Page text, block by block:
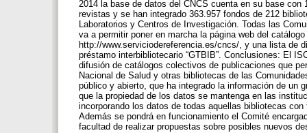
2014 la base de datos del CNCS cuenta en su base
revistas y se han integrado 363.957 fondos de 212
Laboratorios y Centros de Investigación. Todas las
va a permitir poner en marcha la página web del
http://www.serviciodereferencia.es/cncs/, y una lista de
préstamo interbibliotecario “GTBIB”. Conclusiones: El
difusión de catálogos colectivos de publicaciones que
Nacional de Salud y otras bibliotecas de las
público y abierto, que ha integrado la información de un
que la propiedad de los datos se mantenga en las
incorporando los datos de todas aquellas bibliotecas
Además se pondrá en funcionamiento el Comité
facultad de realizar propuestas sobre posibles nuevos